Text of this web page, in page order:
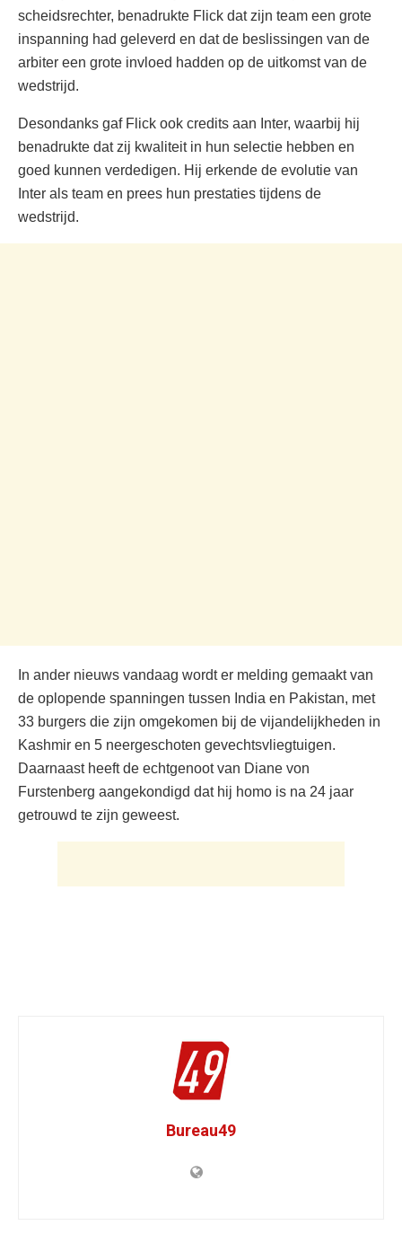
scheidsrechter, benadrukte Flick dat zijn team een grote
inspanning had geleverd en dat de beslissingen van de
arbiter een grote invloed hadden op de uitkomst van de
wedstrijd.
Desondanks gaf Flick ook credits aan Inter, waarbij hij
benadrukte dat zij kwaliteit in hun selectie hebben en
goed kunnen verdedigen. Hij erkende de evolutie van
Inter als team en prees hun prestaties tijdens de
wedstrijd.
In ander nieuws vandaag wordt er melding gemaakt van
de oplopende spanningen tussen India en Pakistan, met
33 burgers die zijn omgekomen bij de vijandelijkheden in
Kashmir en 5 neergeschoten gevechtsvliegtuigen.
Daarnaast heeft de echtgenoot van Diane von
Furstenberg aangekondigd dat hij homo is na 24 jaar
getrouwd te zijn geweest.
Bureau49